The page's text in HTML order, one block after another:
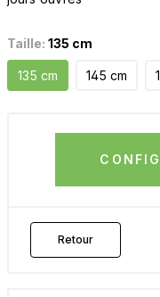
Taille: 135 cm
135 cm 145 cm
Retour